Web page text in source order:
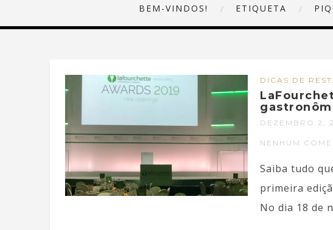
BEM-VINDOS! ETIQUETA
DICAS DE
DEZEMBRO 2,
NENHUM
Saiba tudo
primeira
No dia 18 de